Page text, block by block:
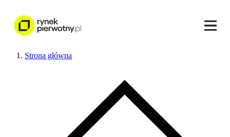
Strona główna